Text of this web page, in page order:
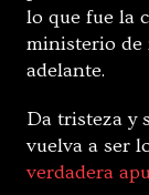
lo que fue la
ministerio de
adelante.
Da tristeza y
vuelva a ser
verdadera